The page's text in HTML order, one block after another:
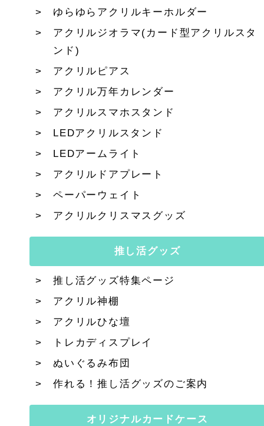
ゆらゆらアクリルキーホルダー
アクリルジオラマ(カード型アクリルスタ
ンド)
アクリルピアス
アクリル万年カレンダー
アクリルスマホスタンド
LEDアクリルスタンド
LEDアームライト
アクリルドアプレート
ペーパーウェイト
アクリルクリスマスグッズ
推し活グッズ
推し活グッズ特集ページ
アクリル神棚
アクリルひな壇
トレカディスプレイ
ぬいぐるみ布団
作れる！推し活グッズのご案内
オリジナルカードケース